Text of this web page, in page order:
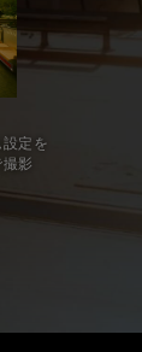
定を
影